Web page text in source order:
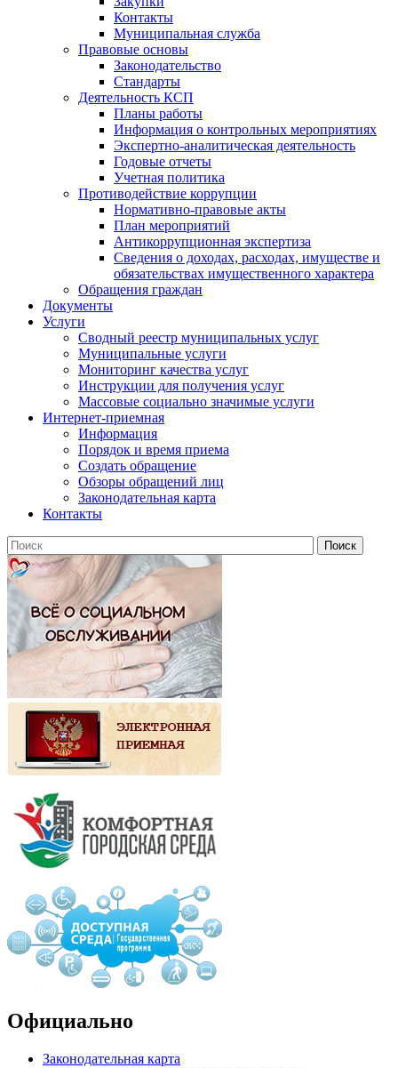
Контакты
Муниципальная служба
Правовые основы
Законодательство
Стандарты
Деятельность КСП
Планы работы
Информация о контрольных мероприятиях
Экспертно-аналитическая деятельность
Годовые отчеты
Учетная политика
Противодействие коррупции
Нормативно-правовые акты
План мероприятий
Антикоррупционная экспертиза
Сведения о доходах, расходах, имуществе и
обязательствах имущественного характера
Обращения граждан
Документы
Услуги
Сводный реестр муниципальных услуг
Муниципальные услуги
Мониторинг качества услуг
Инструкции для получения услуг
Массовые социально значимые услуги
Интернет-приемная
Информация
Порядок и время приема
Создать обращение
Обзоры обращений лиц
Законодательная карта
Контакты
Официально
Законодательная карта